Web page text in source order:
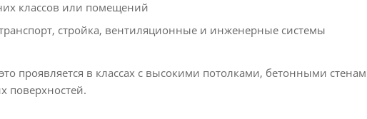
классов или помещений
стройка, вентиляционные и инженерные системы
проявляется в классах с высокими потолками, бетонными
поверхностей.